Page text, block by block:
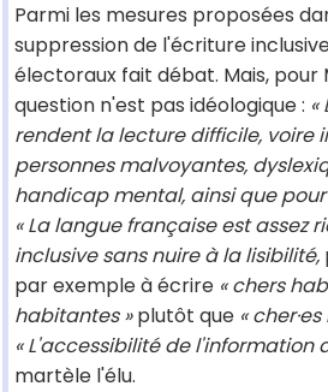
Parmi les mesures proposées
suppression de l'écriture
électoraux fait débat. Mais, pour
question n'est pas idéologique :
rendent la lecture difficile, voire
personnes malvoyantes,
handicap mental, ainsi que
« La langue française est assez
inclusive sans nuire à la lisibilité,
par exemple à écrire « chers
habitantes »plutôt que «
« L'accessibilité de l'information
martèle l'élu.